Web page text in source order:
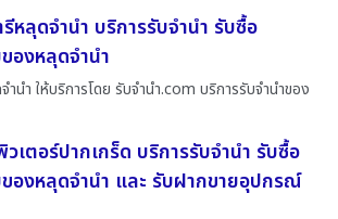
หลุดจำนำ บริการรับจำนำ รับซื้อ
องหลุดจำนำ
นำ ให้บริการโดย รับจํานํา.com บริการรับจำนำของ
เตอร์ปากเกร็ด บริการรับจำนำ รับซื้อ
องหลุดจำนำ และ รับฝากขายอุปกรณ์